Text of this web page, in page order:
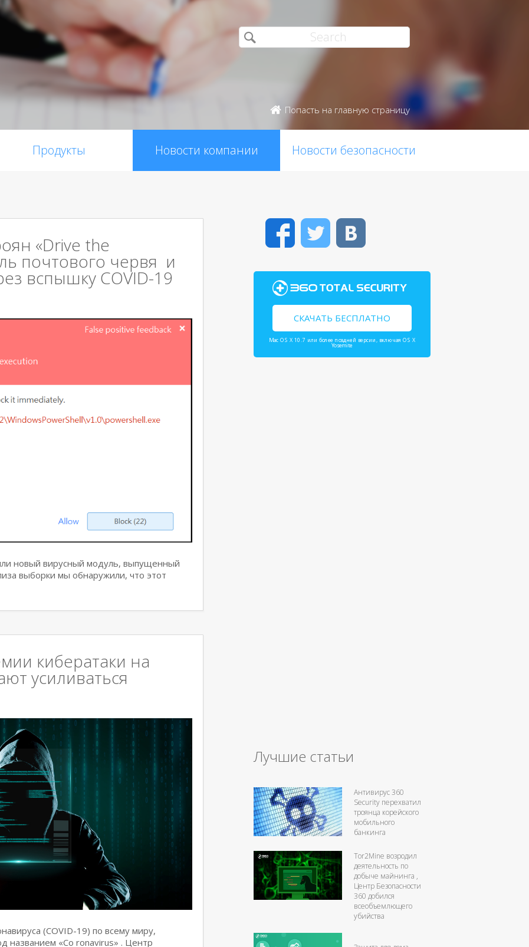
Попасть на главную страницу
Продукты Новости компании Новости безопасности
«Drive the
почтового червя и
вспышку COVID-19
новый вирусный модуль, выпущенный
выборки мы обнаружили, что этот
кибератаки на
усиливаться
(COVID-19) по всему миру,
названием «Co ronavirus» . Центр
FacebookTwitter
СКАЧАТЬ БЕСПЛАТНО
Mac OS X 10.7 или более поздней версии, включая OS X
Yosemite
Лучшие статьи
Антивирус 360
Security перехватил
троянца корейского
мобильного
банкинга
Tor2Mine возродил
деятельность по
добыче майнинга ,
Центр Безопасности
360 добился
всеобъемлющего
убийства